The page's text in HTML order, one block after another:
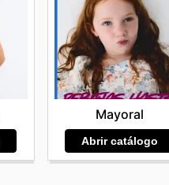
Mayoral
Abrir catálogo